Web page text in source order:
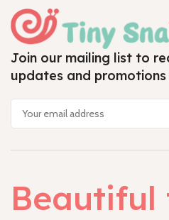
Join our mailing list to
updates and promotions
Beautiful